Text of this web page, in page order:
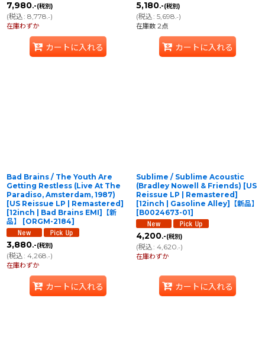
7,980.-(税別)
(税込: 8,778.-)
在庫わずか
カートに入れる
5,180.-(税別)
(税込: 5,698.-)
在庫数 2点
カートに入れる
Bad Brains / The Youth Are
Getting Restless (Live At The
Paradiso, Amsterdam, 1987)
[US Reissue LP | Remastered]
[12inch | Bad Brains EMI]【新
品】
[ORGM-2184]
3,880.-(税別)
(税込: 4,268.-)
在庫わずか
カートに入れる
Sublime / Sublime Acoustic
(Bradley Nowell & Friends) [US
Reissue LP | Remastered]
[12inch | Gasoline Alley]【新品】
[B0024673-01]
4,200.-(税別)
(税込: 4,620.-)
在庫わずか
カートに入れる